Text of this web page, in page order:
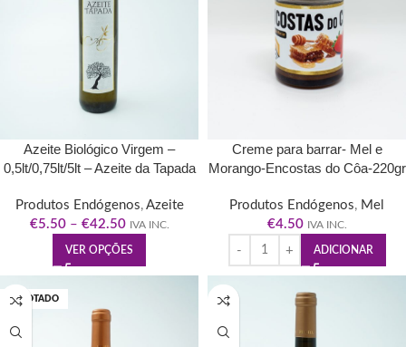
Azeite Biológico Virgem –
0,5lt/0,75lt/5lt – Azeite da Tapada
Produtos Endógenos, Azeite
€5.50 – €42.50 IVA INC.
VER OPÇÕES
Creme para barrar- Mel e
Morango-Encostas do Côa-220gr
Produtos Endógenos, Mel
€4.50 IVA INC.
ADICIONAR
ESGOTADO